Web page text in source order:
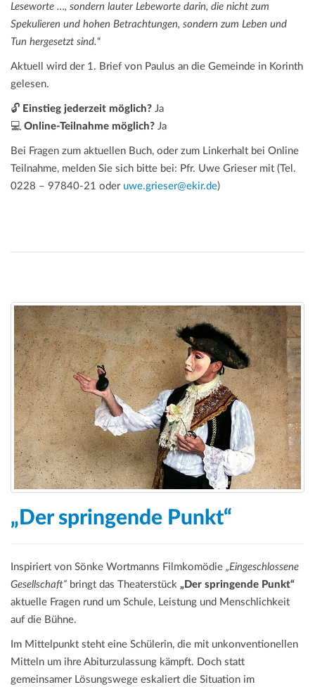
Leseworte …, sondern lauter Lebeworte darin, die nicht zum
Spekulieren und hohen Betrachtungen, sondern zum Leben und
Tun hergesetzt sind.“
Aktuell wird der 1. Brief von Paulus an die Gemeinde in Korinth
gelesen.
🔓 Einstieg jederzeit möglich? Ja
💻 Online-Teilnahme möglich? Ja
Bei Fragen zum aktuellen Buch, oder zum Linkerhalt bei Online
Teilnahme, melden Sie sich bitte bei: Pfr. Uwe Grieser mit (Tel.
0228 – 97840-21 oder uwe.grieser@ekir.de)
„Der springende Punkt“
Inspiriert von Sönke Wortmanns Filmkomödie „Eingeschlossene
Gesellschaft“ bringt das Theaterstück „Der springende Punkt“
aktuelle Fragen rund um Schule, Leistung und Menschlichkeit
auf die Bühne.
Im Mittelpunkt steht eine Schülerin, die mit unkonventionellen
Mitteln um ihre Abiturzulassung kämpft. Doch statt
gemeinsamer Lösungswege eskaliert die Situation im